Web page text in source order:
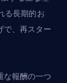
る長期的お
で、再スター
な報酬の一つ